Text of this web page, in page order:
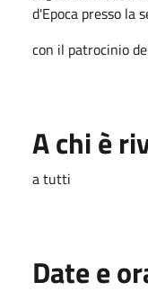
d'Epoca presso la
con il patrocinio
A chi è
a tutti
Date e